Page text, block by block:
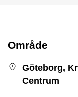
Område
Göteborg,
Centrum